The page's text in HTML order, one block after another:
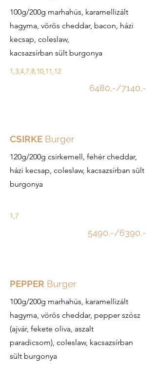
100g/200g marhahús, karamellizált
hagyma, vörös cheddar, bacon, házi
kecsap, coleslaw,
kacsazsírban sült burgonya
1,3,4,7,8,10,11,12
6480,-/7140,-
CSIRKE Burger
120g/200g csirkemell, fehér cheddar,
házi kecsap, coleslaw, kacsazsírban sült
burgonya
1,7
5490,-/6390,-
PEPPER Burger
100g/200g marhahús, karamellizált
hagyma, vörös cheddar, pepper szósz
(ajvár, fekete oliva, aszalt
paradicsom), coleslaw, kacsazsírban
sült burgonya